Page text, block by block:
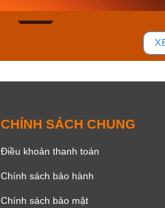
CHÍNH SÁCH CHUNG
Điều khoản thanh toán
Chính sách bảo hành
Chính sách bảo mật